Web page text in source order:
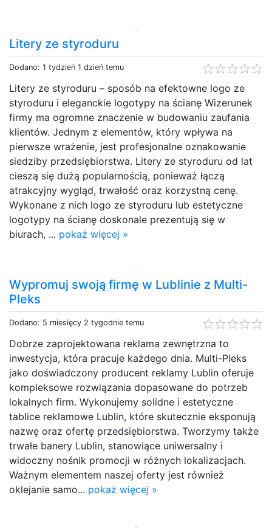
Litery ze styroduru
Dodano: 1 tydzień 1 dzień temu
Litery ze styroduru – sposób na efektowne logo ze
styroduru i eleganckie logotypy na ścianę Wizerunek
firmy ma ogromne znaczenie w budowaniu zaufania
klientów. Jednym z elementów, który wpływa na
pierwsze wrażenie, jest profesjonalne oznakowanie
siedziby przedsiębiorstwa. Litery ze styroduru od lat
cieszą się dużą popularnością, ponieważ łączą
atrakcyjny wygląd, trwałość oraz korzystną cenę.
Wykonane z nich logo ze styroduru lub estetyczne
logotypy na ścianę doskonale prezentują się w
biurach, ... pokaż więcej »
Wypromuj swoją firmę w Lublinie z Multi-
Pleks
Dodano: 5 miesięcy 2 tygodnie temu
Dobrze zaprojektowana reklama zewnętrzna to
inwestycja, która pracuje każdego dnia. Multi-Pleks
jako doświadczony producent reklamy Lublin oferuje
kompleksowe rozwiązania dopasowane do potrzeb
lokalnych firm. Wykonujemy solidne i estetyczne
tablice reklamowe Lublin, które skutecznie eksponują
nazwę oraz ofertę przedsiębiorstwa. Tworzymy także
trwałe banery Lublin, stanowiące uniwersalny i
widoczny nośnik promocji w różnych lokalizacjach.
Ważnym elementem naszej oferty jest również
oklejanie samo... pokaż więcej »